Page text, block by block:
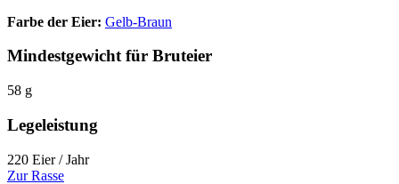
Farbe der Eier: Gelb-Braun
Mindestgewicht für Bruteier
58 g
Legeleistung
220 Eier / Jahr
Zur Rasse